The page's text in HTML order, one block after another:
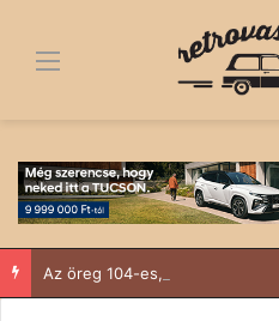
Menü
Az öreg 104-es, aki nem tudott